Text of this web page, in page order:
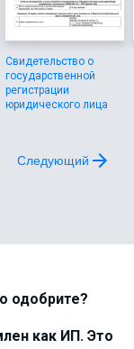
Свидетельство о
государственной
регистрации
юридического лица
Следующий
одобрите?
как ИП. Это